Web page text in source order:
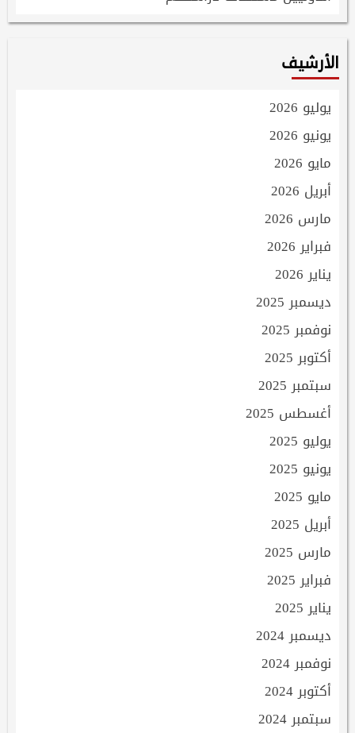
الأرشيف
يوليو 2026
يونيو 2026
مايو 2026
أبريل 2026
مارس 2026
فبراير 2026
يناير 2026
ديسمبر 2025
نوفمبر 2025
أكتوبر 2025
سبتمبر 2025
أغسطس 2025
يوليو 2025
يونيو 2025
مايو 2025
أبريل 2025
مارس 2025
فبراير 2025
يناير 2025
ديسمبر 2024
نوفمبر 2024
أكتوبر 2024
سبتمبر 2024